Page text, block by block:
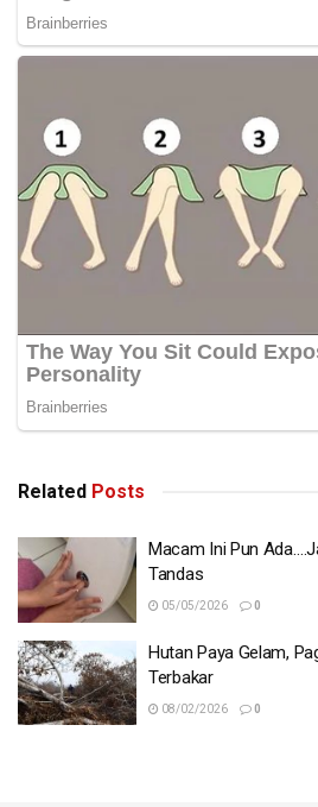
Related Posts
Macam Ini Pun
Tandas
05/05/2026 0
Hutan Paya Gelam,
Terbakar
08/02/2026 0